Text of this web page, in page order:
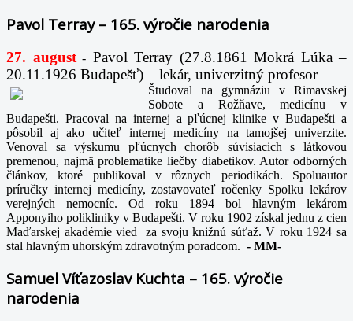
Pavol Terray – 165. výročie narodenia
27. august- Pavol Terray (27.8.1861 Mokrá Lúka –
20.11.1926 Budapešť) – lekár, univerzitný profesor
Študoval na gymnáziu v Rimavskej
Sobote a Rožňave, medicínu v
Budapešti. Pracoval na internej a pľúcnej klinike v Budapešti a
pôsobil aj ako učiteľ internej medicíny na tamojšej univerzite.
Venoval sa výskumu pľúcnych chorôb súvisiacich s látkovou
premenou, najmä problematike liečby diabetikov. Autor odborných
článkov, ktoré publikoval v rôznych periodikách. Spoluautor
príručky internej medicíny, zostavovateľ ročenky Spolku lekárov
verejných nemocníc. Od roku 1894 bol hlavným lekárom
Apponyiho polikliniky v Budapešti. V roku 1902 získal jednu z cien
Maďarskej akadémie vied za svoju knižnú súťaž. V roku 1924 sa
stal hlavným uhorským zdravotným poradcom. - MM-
Samuel Víťazoslav Kuchta – 165. výročie
narodenia